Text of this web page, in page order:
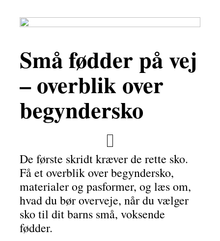
Små fødder på vej
– overblik over
begyndersko
De første skridt kræver de rette sko.
Få et overblik over begyndersko,
materialer og pasformer, og læs om,
hvad du bør overveje, når du vælger
sko til dit barns små, voksende
fødder.